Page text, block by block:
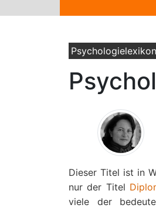
Psychologielexikon
Dieser Titel ist in
nur der Titel
viele der